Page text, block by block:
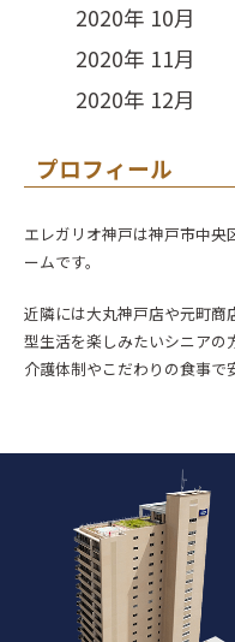
2020年 10月
2020年 11月
2020年 12月
プロフィール
エレガリオ神戸は神戸市中
ームです。
近隣には大丸神戸店や元町商
型生活を楽しみたいシニアの
介護体制やこだわりの食事で